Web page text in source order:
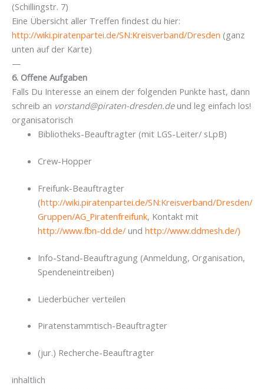
(Schillingstr. 7)
Eine Übersicht aller Treffen findest du hier:
http://wiki.piratenpartei.de/SN:Kreisverband/Dresden (ganz
unten auf der Karte)
—
6. Offene Aufgaben
Falls Du Interesse an einem der folgenden Punkte hast, dann
schreib an vorstand@piraten-dresden.deund leg einfach los!
organisatorisch
Bibliotheks-Beauftragter (mit LGS-Leiter/ sLpB)
Crew-Hopper
Freifunk-Beauftragter
(http://wiki.piratenpartei.de/SN:Kreisverband/Dresden/
Gruppen/AG_Piratenfreifunk, Kontakt mit
http://www.fbn-dd.de/und http://www.ddmesh.de/)
Info-Stand-Beauftragung (Anmeldung, Organisation,
Spendeneintreiben)
Liederbücher verteilen
Piratenstammtisch-Beauftragter
(jur.) Recherche-Beauftragter
inhaltlich